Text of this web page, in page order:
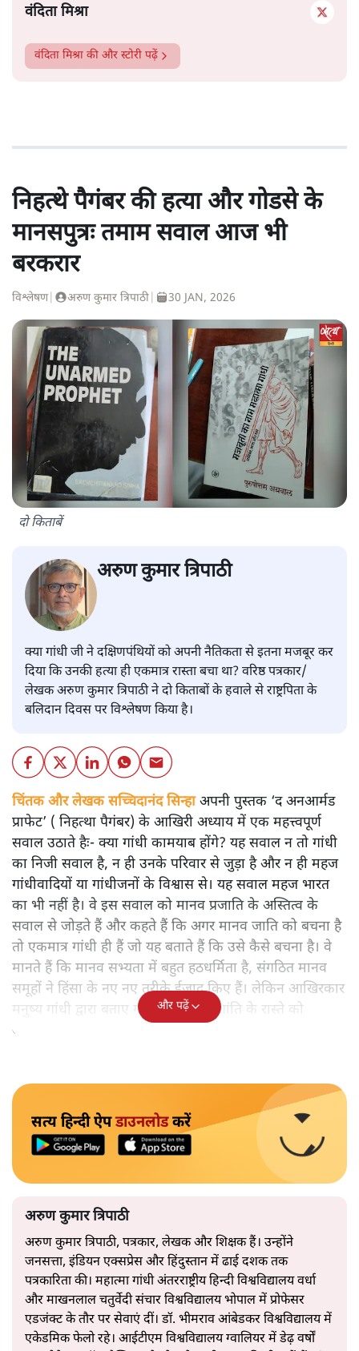
वंदिता मिश्रा
वंदिता मिश्रा की और स्टोरी पढ़ें
निहत्थे पैगंबर की हत्या और गोडसे के
मानसपुत्रः तमाम सवाल आज भी
बरकरार
विश्लेषण| अरुण कुमार त्रिपाठी 30 JAN, 2026
दो किताबें
अरुण कुमार त्रिपाठी
क्या गांधी जी ने दक्षिणपंथियों को अपनी नैतिकता से इतना मजबूर कर
दिया कि उनकी हत्या ही एकमात्र रास्ता बचा था? वरिष्ठ पत्रकार/
लेखक अरुण कुमार त्रिपाठी ने दो किताबों के हवाले से राष्ट्रपिता के
बलिदान दिवस पर विश्लेषण किया है।
चिंतक और लेखक सच्चिदानंद सिन्हाअपनी पुस्तक ‘द अनआर्मड
प्राफेट’ ( निहत्था पैगंबर) के आखिरी अध्याय में एक महत्त्वपूर्ण
सवाल उठाते हैः- क्या गांधी कामयाब होंगे? यह सवाल न तो गांधी
का निजी सवाल है, न ही उनके परिवार से जुड़ा है और न ही महज
गांधीवादियों या गांधीजनों के विश्वास से। यह सवाल महज भारत
का भी नहीं है। वे इस सवाल को मानव प्रजाति के अस्तित्व के
सवाल से जोड़ते हैं और कहते हैं कि अगर मानव जाति को बचना है
तो एकमात्र गांधी ही हैं जो यह बताते हैं कि उसे कैसे बचना है। वे
मानते हैं कि मानव सभ्यता में बहुत हठधर्मिता है, संगठित मानव
समूहों ने हिंसा के नए नए तरीके ईजाद किए हैं। लेकिन आखिरकार
मनुष्य गांधी द्वारा बताए गए अहिंसा और शांति के रास्ते को
अपनाएगा।
और पढ़ें
सत्य हिन्दी ऐपडाउनलोडकरें
अरुण कुमार त्रिपाठी
अरुण कुमार त्रिपाठी, पत्रकार, लेखक और शिक्षक हैं। उन्होंने
जनसत्ता, इंडियन एक्सप्रेस और हिंदुस्तान में ढाई दशक तक
पत्रकारिता की। महात्मा गांधी अंतरराष्ट्रीय हिन्दी विश्वविद्यालय वर्धा
और माखनलाल चतुर्वेदी संचार विश्वविद्यालय भोपाल में प्रोफेसर
एडजंक्ट के तौर पर सेवाएं दीं। डॉ. भीमराव आंबेडकर विश्वविद्यालय में
एकेडमिक फेलो रहे। आईटीएम विश्वविद्यालय ग्वालियर में डेढ़ वर्षों